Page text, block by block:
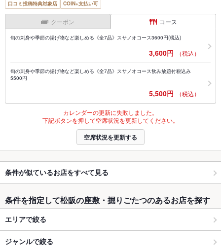
口コミ投稿特典対象店 COIN+支払い可
クーポン コース
旬の刺身や季節の揚げ物など楽しめる《全7品》スサノオコース3600円(税込)
3,600円 （税込）
旬の刺身や季節の揚げ物など楽しめる《全7品》スサノオコース飲み放題付税込み
5500円
5,500円 （税込）
カレンダーの更新に失敗しました。
下記ボタンを押して空席状況を更新してください。
空席状況を更新する
条件が似ているお店をすべて見る
条件を指定して松阪の座敷・掘りごたつのあるお店を探す
エリアで絞る
ジャンルで絞る